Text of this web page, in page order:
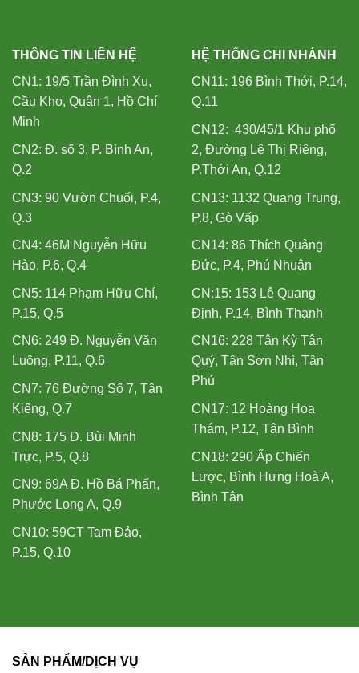
THÔNG TIN LIÊN HỆ
CN1: 19/5 Trần Đình Xu,
Cầu Kho, Quận 1, Hồ Chí
Minh
CN2: Đ. số 3, P. Bình An,
Q.2
CN3: 90 Vườn Chuối, P.4,
Q.3
CN4: 46M Nguyễn Hữu
Hào, P.6, Q.4
CN5: 114 Phạm Hữu Chí,
P.15, Q.5
CN6: 249 Đ. Nguyễn Văn
Luông, P.11, Q.6
CN7: 76 Đường Số 7, Tân
Kiểng, Q.7
CN8: 175 Đ. Bùi Minh
Trực, P.5, Q.8
CN9: 69A Đ. Hồ Bá Phấn,
Phước Long A, Q.9
CN10: 59CT Tam Đảo,
P.15, Q.10
HỆ THỐNG CHI NHÁNH
CN11: 196 Bình Thới, P.14,
Q.11
CN12: 430/45/1 Khu phố
2, Đường Lê Thị Riêng,
P.Thới An, Q.12
CN13: 1132 Quang Trung,
P.8, Gò Vấp
CN14: 86 Thích Quảng
Đức, P.4, Phú Nhuận
CN:15: 153 Lê Quang
Định, P.14, Bình Thạnh
CN16: 228 Tân Kỳ Tân
Quý, Tân Sơn Nhì, Tân
Phú
CN17: 12 Hoàng Hoa
Thám, P.12, Tân Bình
CN18: 290 Ấp Chiến
Lược, Bình Hưng Hoà A,
Bình Tân
SẢN PHẨM/DỊCH VỤ